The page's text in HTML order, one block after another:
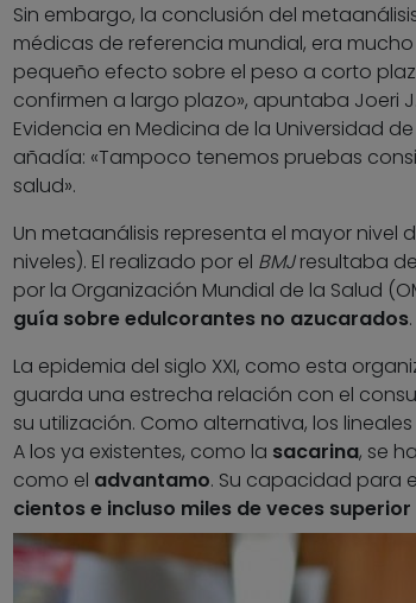
Sin embargo, la conclusión del
médicas de referencia mundial, era
pequeño efecto sobre el peso a corto
confirmen a largo plazo», apuntaba Joeri
Evidencia en Medicina de la Universidad
añadía: «Tampoco tenemos pruebas
salud».
Un metaanálisis representa el mayor
niveles). El realizado por el BMJresultaba
por la Organización Mundial de la Salud
guía sobre edulcorantes no azucarados.
La epidemia del siglo XXI, como esta
guarda una estrecha relación con el
su utilización. Como alternativa, los
A los ya existentes, como la sacarina, se
como el advantamo. Su capacidad para
cientos e incluso miles de veces